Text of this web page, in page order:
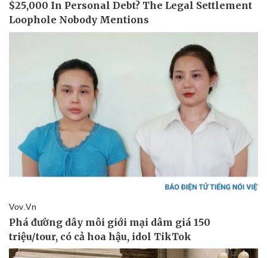
Lịch thi đấu bóng đá
Thế giới thể thao
eSports
Hậu trường
Ô tô - Xe máy
Tư vấn